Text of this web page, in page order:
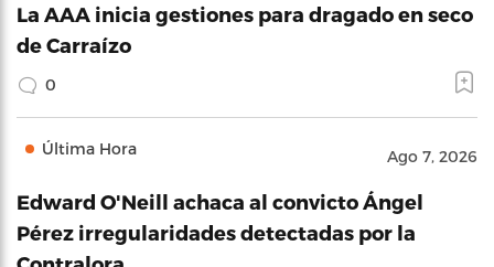
La AAA inicia gestiones para dragado en seco
de Carraízo
0
Última Hora Ago 7, 2026
Edward O'Neill achaca al convicto Ángel
Pérez irregularidades detectadas por la